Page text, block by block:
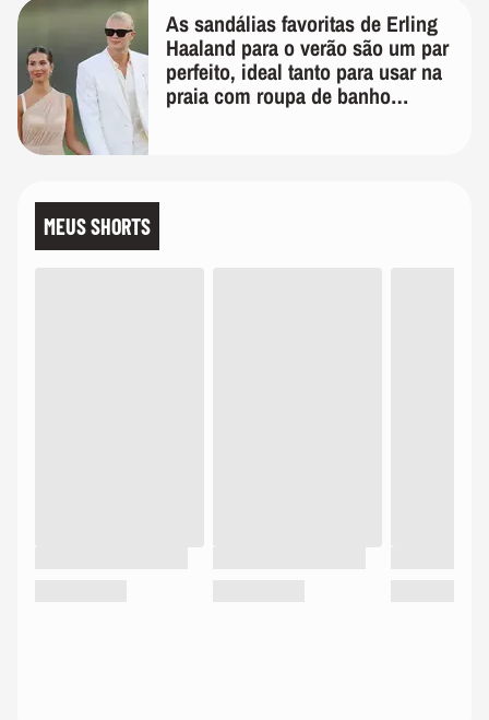
As sandálias favoritas de Erling
Haaland para o verão são um par
perfeito, ideal tanto para usar na
praia com roupa de banho
MEUS SHORTS